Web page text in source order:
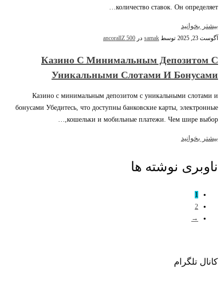
количество ставок. Он определяет…
بیشتر بخوانید
آگوست 23, 2025 توسط samak در ancorallZ 500
Казино С Минимальным Депозитом С
Уникальными Слотами И Бонусами
Казино с минимальным депозитом с уникальными слотами и
бонусами Убедитесь, что доступны банковские карты, электронные
кошельки и мобильные платежи. Чем шире выбор,…
بیشتر بخوانید
ناوبری نوشته ها
1
2
→
کانال تلگرام